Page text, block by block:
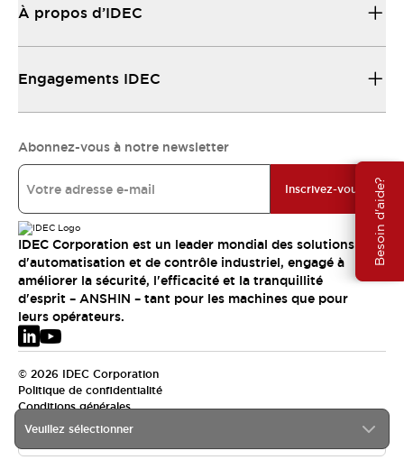
Besoin d'aide?
Veuillez sélectionner
À propos d’IDEC
Engagements IDEC
Abonnez-vous à notre newsletter
Inscrivez-vous
IDEC Corporation est un leader mondial des solutions
d'automatisation et de contrôle industriel, engagé à
améliorer la sécurité, l'efficacité et la tranquillité
d'esprit – ANSHIN – tant pour les machines que pour
leurs opérateurs.
© 2026 IDEC Corporation
Politique de confidentialité
Conditions générales
EMEA